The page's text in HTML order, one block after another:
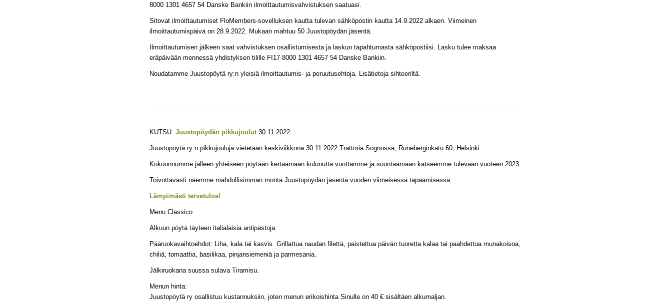
8000 1301 4657 54 Danske Bankiin ilmoittautumisvahvistuksen saatuasi.
Sitovat ilmoittautumiset FloMembers-sovelluksen kautta tulevan sähköpostin kautta 14.9.2022 alkaen. Viimeinen
ilmoittautumispäivä on 28.9.2022. Mukaan mahtuu 50 Juustopöydän jäsentä.
Ilmoittautumisen jälkeen saat vahvistuksen osallistumisesta ja laskun tapahtumasta sähköpostiisi. Lasku tulee maksaa
eräpäivään mennessä yhdistyksen tilille FI17 8000 1301 4657 54 Danske Bankiin.
Noudatamme Juustopöytä ry:n yleisiä ilmoittautumis- ja peruutusehtoja. Lisätietoja sihteeriltä.
KUTSU: Juustopöydän pikkujoulut 30.11.2022
Juustopöytä ry:n pikkujouluja vietetään keskiviikkona 30.11.2022 Trattoria Sognossa, Runeberginkatu 60, Helsinki.
Kokoonnumme jälleen yhteiseen pöytään kertaamaan kulunutta vuottamme ja suuntaamaan katseemme tulevaan vuoteen 2023.
Toivottavasti näemme mahdollisimman monta Juustopöydän jäsentä vuoden viimeisessä tapaamisessa.
Lämpimästi tervetuloa!
Menu Classico
Alkuun pöytä täyteen italialaisia antipastoja.
Pääruokavaihtoehdot: Liha, kala tai kasvis. Grillattua naudan filettä, paistettua päivän tuoretta kalaa tai paahdettua munakoisoa,
chiliä, tomaattia, basilikaa, pinjansiemeniä ja parmesania.
Jälkiruokana suussa sulava Tiramisu.
Menun hinta:
Juustopöytä ry osallistuu kustannuksiin, joten menun erikoishinta Sinulle on 40 € sisältäen alkumaljan.